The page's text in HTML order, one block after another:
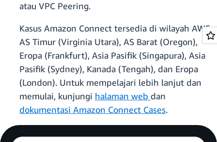
atau VPC Peering.
Kasus Amazon Connect tersedia di wilayah AWS
AS Timur (Virginia Utara), AS Barat (Oregon),
Eropa (Frankfurt), Asia Pasifik (Singapura), Asia
Pasifik (Sydney), Kanada (Tengah), dan Eropa
(London). Untuk mempelajari lebih lanjut dan
memulai, kunjungi halaman web dan
dokumentasi Amazon Connect Cases.